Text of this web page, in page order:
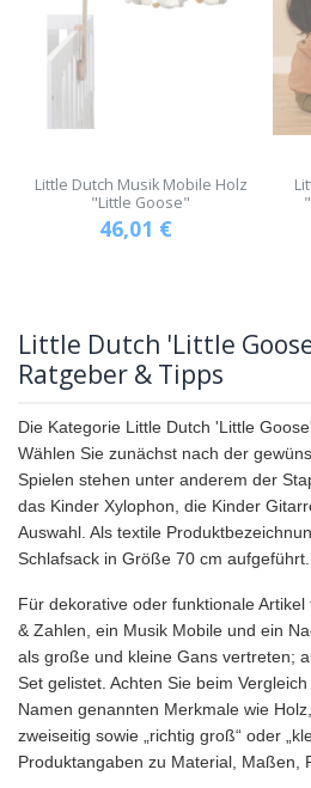
Little Dutch Musik Mobile Holz
"Little Goose"
46,01 €
Little Dutch 'Little
Ratgeber & Tipps
Die Kategorie Little Dutch 'Little
Wählen Sie zunächst nach der
Spielen stehen unter anderem der
das Kinder Xylophon, die Kinder
Auswahl. Als textile
Schlafsack in Größe 70 cm aufgeführt.
Für dekorative oder funktionale
& Zahlen, ein Musik Mobile und ein
als große und kleine Gans vertreten;
Set gelistet. Achten Sie beim
Namen genannten Merkmale wie
zweiseitig sowie „richtig groß“ oder
Produktangaben zu Material, Maßen,